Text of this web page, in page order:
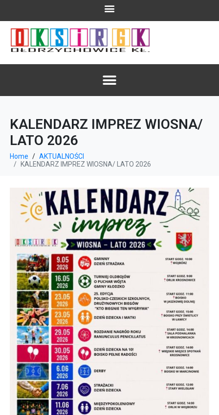
KALENDARZ IMPREZ WIOSNA/
LATO 2026
Home
AKTUALNOŚCI
KALENDARZ IMPREZ WIOSNA/ LATO 2026